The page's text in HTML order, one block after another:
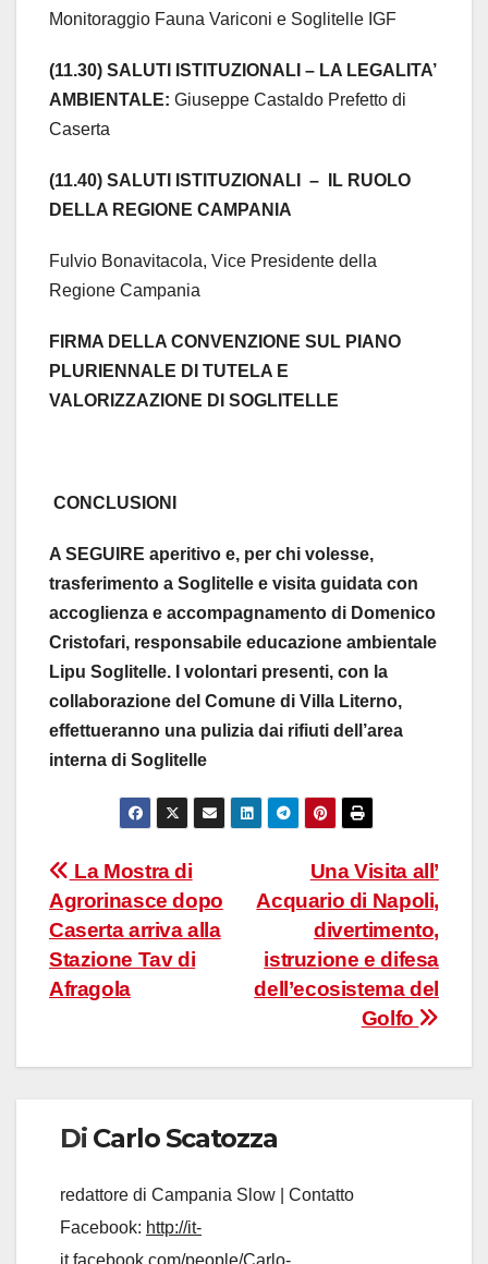
Monitoraggio Fauna Variconi e Soglitelle IGF
(11.30) SALUTI ISTITUZIONALI – LA LEGALITA’
AMBIENTALE: Giuseppe Castaldo Prefetto di
Caserta
(11.40) SALUTI ISTITUZIONALI – IL RUOLO
DELLA REGIONE CAMPANIA
Fulvio Bonavitacola, Vice Presidente della
Regione Campania
FIRMA DELLA CONVENZIONE SUL PIANO
PLURIENNALE DI TUTELA E
VALORIZZAZIONE DI SOGLITELLE
CONCLUSIONI
A SEGUIRE aperitivo e, per chi volesse,
trasferimento a Soglitelle e visita guidata con
accoglienza e accompagnamento di Domenico
Cristofari, responsabile educazione ambientale
Lipu Soglitelle. I volontari presenti, con la
collaborazione del Comune di Villa Literno,
effettueranno una pulizia dai rifiuti dell’area
interna di Soglitelle
Navigazione
articoli
Una Visita all’
Acquario di Napoli,
divertimento,
istruzione e difesa
dell’ecosistema del
Golfo
La Mostra di
Agrorinasce dopo
Caserta arriva alla
Stazione Tav di
Afragola
Di Carlo Scatozza
redattore di Campania Slow | Contatto
Facebook: http://it-